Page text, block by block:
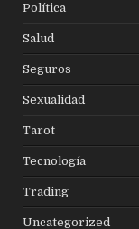
Política
Salud
Seguros
Sexualidad
Tarot
Tecnología
Trading
Uncategorized